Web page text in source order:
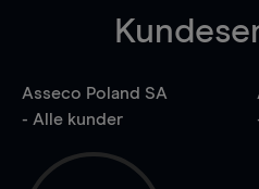
Asseco Poland SA
- Alle kunder